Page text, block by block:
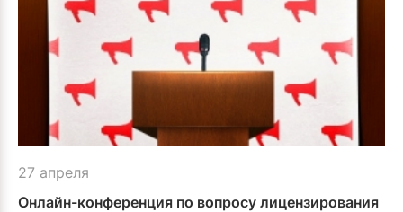
27 апреля
Онлайн-конференция по вопросу лицензирования